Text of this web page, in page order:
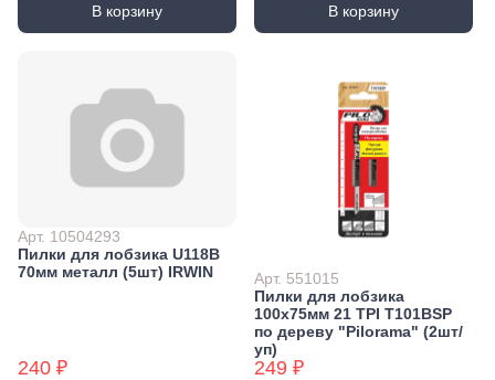
В корзину В корзину
Арт. 10504293
Пилки для лобзика U118B
70мм металл (5шт) IRWIN
240 ₽
Арт. 551015
Пилки для лобзика
100х75мм 21 TPI T101BSP
по дереву "Pilorama" (2шт/
уп)
249 ₽